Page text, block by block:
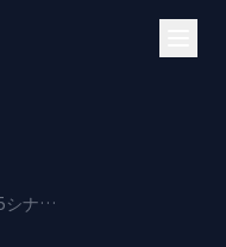
営業職のClaude活用15シナリオ｜提案書・メール・商談議事録の自動化【2026年6月最新】